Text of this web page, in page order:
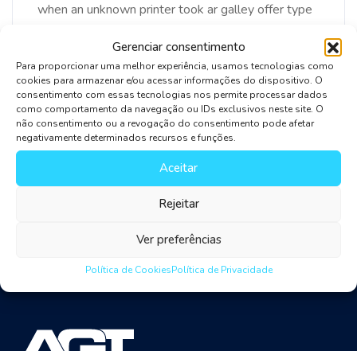
Gerenciar consentimento
Para proporcionar uma melhor experiência, usamos tecnologias como
cookies para armazenar e/ou acessar informações do dispositivo. O
consentimento com essas tecnologias nos permite processar dados
como comportamento da navegação ou IDs exclusivos neste site. O
não consentimento ou a revogação do consentimento pode afetar
negativamente determinados recursos e funções.
Aceitar
Rejeitar
Ver preferências
Política de CookiesPolítica de Privacidade
when an unknown printer took ar galley offer type
specimen book bethas survived not only five when
Read More